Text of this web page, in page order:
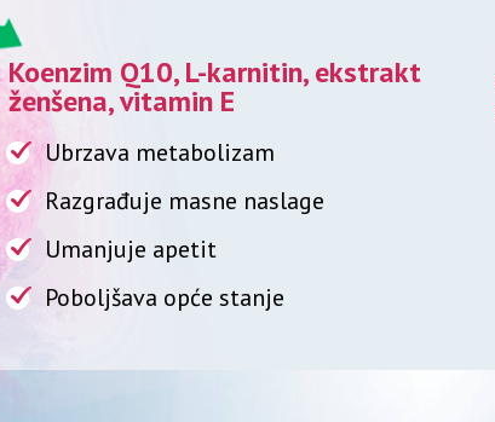
Koenzim Q10, L-karnitin, ekstrakt
ženšena, vitamin E
Ubrzava metabolizam
Razgrađuje masne naslage
Umanjuje apetit
Poboljšava opće stanje